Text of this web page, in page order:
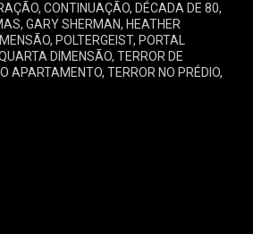
, CONTINUAÇÃO, DÉCADA DE 80,
, GARY SHERMAN, HEATHER
, POLTERGEIST, PORTAL
DIMENSÃO, TERROR DE
APARTAMENTO, TERROR NO PRÉDIO,